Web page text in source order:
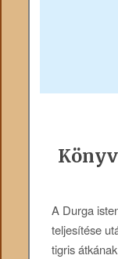
A Durga
teljesítése
tigris